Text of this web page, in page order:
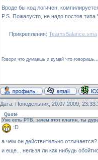
Вроде бы код логичен,
P.S. Пожалусто, не надо постов
Прикрепления: TeamsBalance.sma
Говори что думаешь и думай что говоришь...
Дата: Понедельник, 20.07.2009,
Quote
Уже есть PTB, зачем этот плагин, ты
:D
а чем он действительно
и еще... нельзя ли как нибудь